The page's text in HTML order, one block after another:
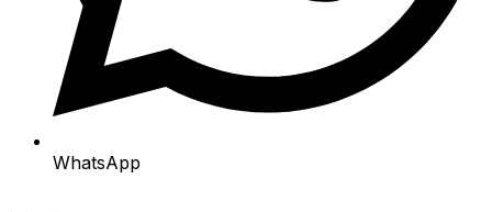
WhatsApp